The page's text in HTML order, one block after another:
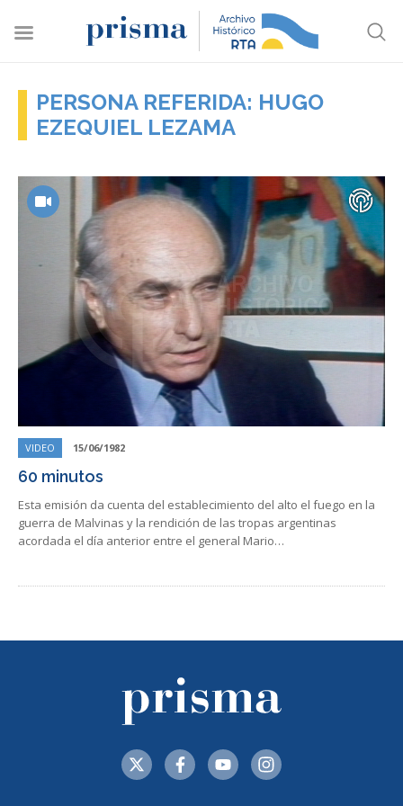
PERSONA REFERIDA: HUGO
EZEQUIEL LEZAMA
VIDEO 15/06/1982
60 minutos
Esta emisión da cuenta del establecimiento del alto el fuego en la
guerra de Malvinas y la rendición de las tropas argentinas
acordada el día anterior entre el general Mario…